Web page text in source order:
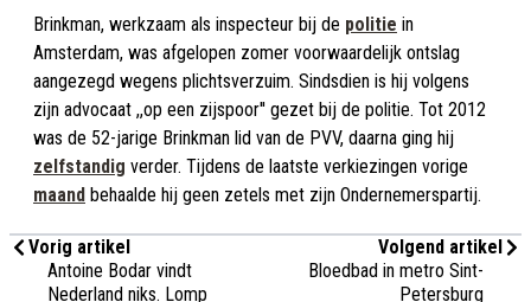
Brinkman, werkzaam als inspecteur bij de politie in
Amsterdam, was afgelopen zomer voorwaardelijk ontslag
aangezegd wegens plichtsverzuim. Sindsdien is hij volgens
zijn advocaat ,,op een zijspoor'' gezet bij de politie. Tot 2012
was de 52-jarige Brinkman lid van de PVV, daarna ging hij
zelfstandig verder. Tijdens de laatste verkiezingen vorige
maand behaalde hij geen zetels met zijn Ondernemerspartij.
Vorig artikel
Antoine Bodar vindt
Nederland niks. Lomp
Volgend artikel
Bloedbad in metro Sint-
Petersburg